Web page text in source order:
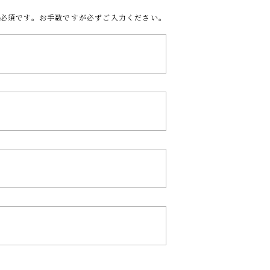
須です。お手数ですが必ずご入力ください。